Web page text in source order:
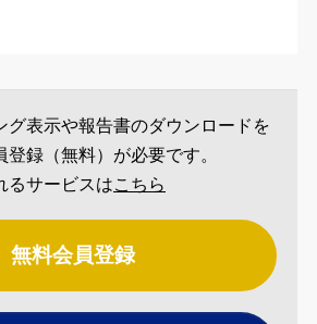
表示や報告書のダウンロードを
録（無料）が必要です。
るサービスはこちら
無料会員登録